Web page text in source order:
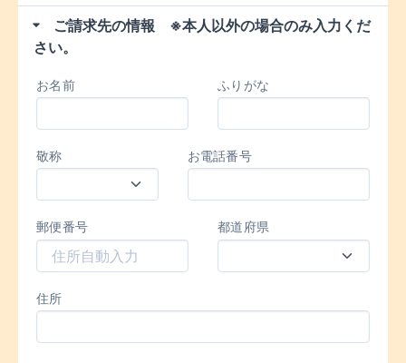
ご請求先の情報 ※本人以外の場合のみ入力くだ
さい。
お名前 ふりがな
敬称 お電話番号
郵便番号 都道府県
住所